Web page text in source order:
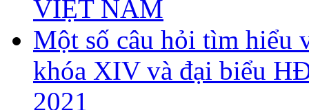
VIỆT NAM
Một số câu hỏi tìm hiểu
khóa XIV và đại biểu
2021